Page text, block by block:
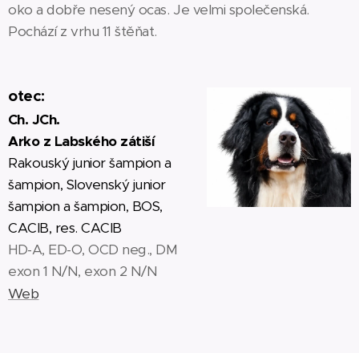
oko a dobře nesený ocas. Je velmi společenská.
Pochází z vrhu 11 štěňat.
otec:
Ch. JCh.
Arko z Labského zátiší
Rakouský junior šampion a
šampion, Slovenský junior
šampion a šampion, BOS,
CACIB, res. CACIB
HD-A, ED-O, OCD neg., DM
exon 1 N/N, exon 2 N/N
Web